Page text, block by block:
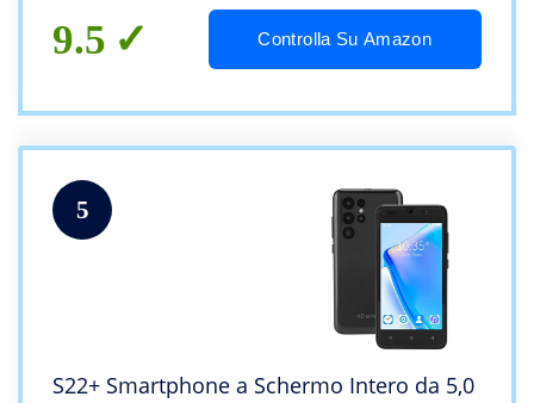
9.5 Controlla Su Amazon
5
S22+ Smartphone a Schermo Intero da 5,0